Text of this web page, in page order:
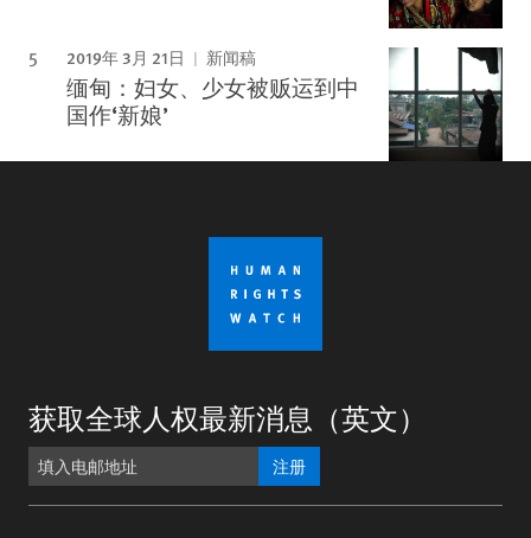
2019年 3月 21日 新闻稿
缅甸：妇女、少女被贩运到中
国作‘新娘’
获取全球人权最新消息（英文）
注册